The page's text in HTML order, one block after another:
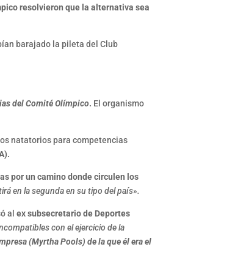
resolvieron que la alternativa sea
barajado la pileta del Club
del Comité Olímpico. El organismo
natatorios para competencias
por un camino donde circulen los
en la segunda en su tipo del país».
al ex subsecretario de Deportes
con el ejercicio de la
(Myrtha Pools) de la que él era el